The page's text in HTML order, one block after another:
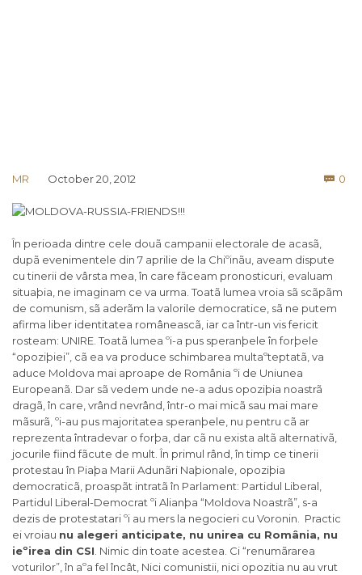
MR October 20, 2012  0
În perioada dintre cele douã campanii electorale de acasã,
dupã evenimentele din 7 aprilie de la Chiºinãu, aveam dispute
cu tinerii de vârsta mea, în care fãceam pronosticuri, evaluam
situaþia, ne imaginam ce va urma. Toatã lumea vroia sã scãpãm
de comunism, sã aderãm la valorile democratice, sã ne putem
afirma liber identitatea româneascã, iar ca într-un vis fericit
rosteam: UNIRE. Toatã lumea ºi-a pus speranþele în forþele
“opoziþiei”, cã ea va produce schimbarea multaºteptatã, va
aduce Moldova mai aproape de România ºi de Uniunea
Europeanã. Dar sã vedem unde ne-a adus opoziþia noastrã
dragã, în care, vrând nevrând, într-o mai micã sau mai mare
mãsurã, ºi-au pus majoritatea speranþele, nu pentru cã ar
reprezenta întradevar o forþa, dar cã nu exista altã alternativã,
jocurile fiind fãcute de mult. În primul rând, în timp ce tinerii
protestau în Piaþa Marii Adunãri Naþionale, opoziþia
democraticã, proaspãt intratã în Parlament: Partidul Liberal,
Partidul Liberal-Democrat ºi Alianþa “Moldova Noastrã”, s-a
dezis de protestatari ºi au mers la negocieri cu Voronin. Practic
ei vroiau nu alegeri anticipate, nu unirea cu România, nu
ieºirea din CSI . Nimic din toate acestea. Ci “renumãrarea
voturilor”, în aºa fel încât, Nici comunistii, nici opozitia nu au vrut